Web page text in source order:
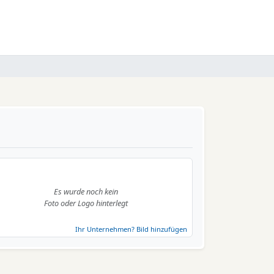
Es wurde noch kein
Foto oder Logo hinterlegt
Ihr Unternehmen? Bild hinzufügen